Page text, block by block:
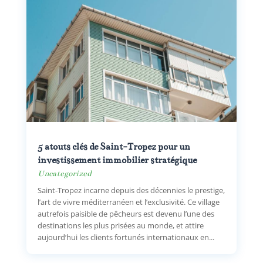
5 atouts clés de Saint-Tropez pour un
investissement immobilier stratégique
Uncategorized
Saint-Tropez incarne depuis des décennies le prestige,
l’art de vivre méditerranéen et l’exclusivité. Ce village
autrefois paisible de pêcheurs est devenu l’une des
destinations les plus prisées au monde, et attire
aujourd’hui les clients fortunés internationaux en...